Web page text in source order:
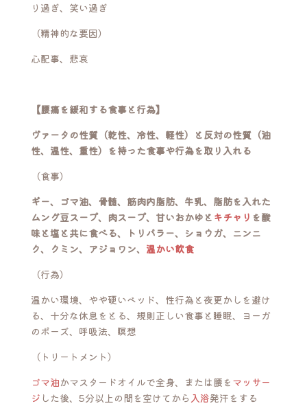
り過ぎ、笑い過ぎ
（精神的な要因）
心配事、悲哀
【腰痛を緩和する食事と行為】
ヴァータの性質（乾性、冷性、軽性）と反対の性質（油
性、温性、重性）を持った食事や行為を取り入れる
（食事）
ギー、ゴマ油、骨髄、筋肉内脂肪、牛乳、脂肪を入れた
ムング豆スープ、肉スープ、甘いおかゆと キチャリ を酸
味と塩と共に食べる、トリパラー、ショウガ、ニンニ
ク、クミン、アジョワン、 温かい飲食
（行為）
温かい環境、やや硬いベッド、性行為と夜更かしを避け
る、十分な休息をとる、規則正しい食事と睡眠、ヨーガ
のポーズ、呼吸法、瞑想
（トリートメント）
ゴマ油かマスタードオイルで全身、または腰を マッサー
ジ した後、5分以上の間を空けてから 入浴発汗をする